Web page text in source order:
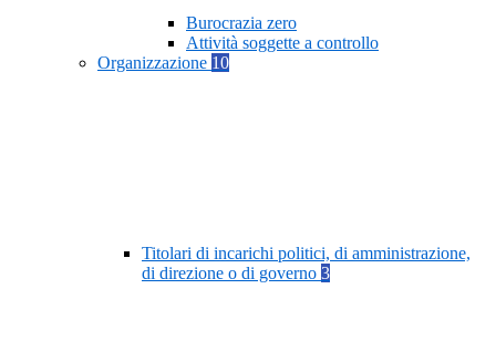
Burocrazia zero
Attività soggette a controllo
Organizzazione 10
Titolari di incarichi politici, di amministrazione,
di direzione o di governo 3